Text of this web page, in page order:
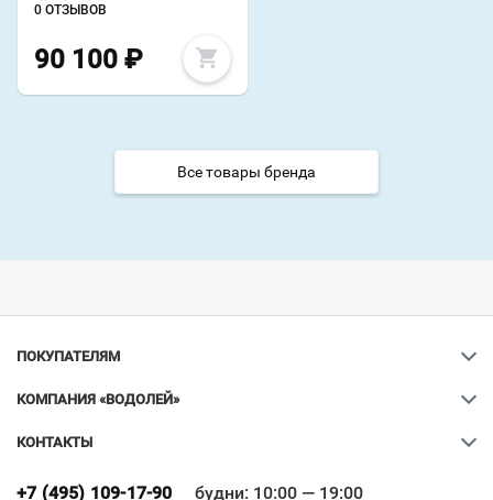
0 ОТЗЫВОВ
90 100 ₽
Все товары бренда
ПОКУПАТЕЛЯМ
КОМПАНИЯ «ВОДОЛЕЙ»
КОНТАКТЫ
+7 (495) 109-17-90 будни: 10:00 — 19:00